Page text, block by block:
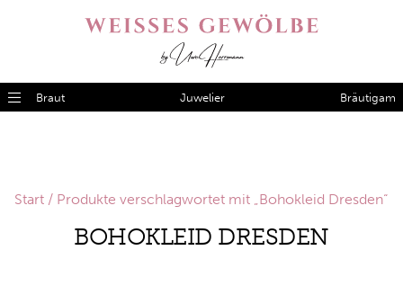
Braut Juwelier Bräutigam
Start / Produkte verschlagwortet mit „Bohokleid Dresden“
BOHOKLEID DRESDEN